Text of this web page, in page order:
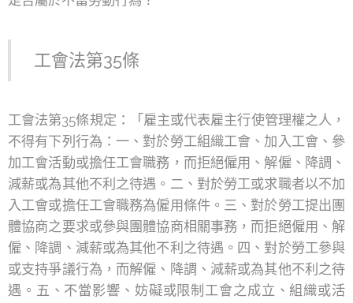
工會法第35條
工會法第35條規定：「雇主或代表雇主行使管理權之人，
不得有下列行為：一、對於勞工組織工會、加入工會、參
加工會活動或擔任工會職務，而拒絕僱用、解僱、降調、
減薪或為其他不利之待遇。二、對於勞工或求職者以不加
入工會或擔任工會職務為僱用條件。三、對於勞工提出團
體協商之要求或參與團體協商相關事務，而拒絕僱用、解
僱、降調、減薪或為其他不利之待遇。四、對於勞工參與
或支持爭議行為，而解僱、降調、減薪或為其他不利之待
遇。五、不當影響、妨礙或限制工會之成立、組織或活